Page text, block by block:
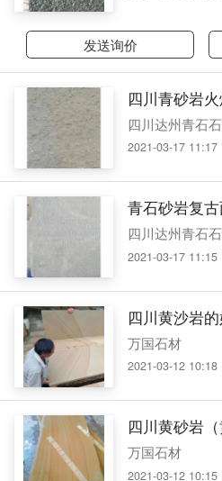
发送询价
四川青砂岩
四川达州青石
2021-03-17 11:17
青石砂岩复
四川达州青石
2021-03-17 11:15
四川黄沙岩
万国石材
2021-03-12 10:18
四川黄砂岩（
万国石材
2021-03-12 10:15